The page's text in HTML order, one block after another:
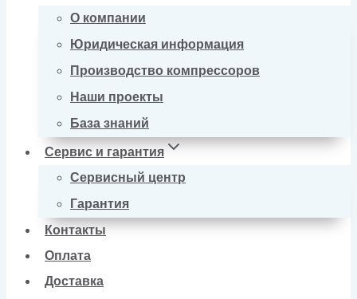
О компании
Юридическая информация
Производство компрессоров
Наши проекты
База знаний
Сервис и гарантия
Сервисный центр
Гарантия
Контакты
Оплата
Доставка